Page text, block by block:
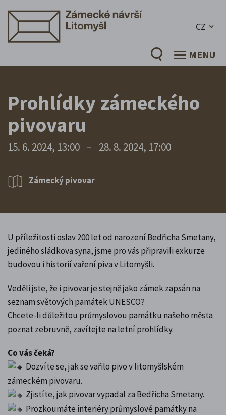
CZ
MENU
Prohlídky zámeckého
pivovaru
15. 6. 2024, 13:00 – 28. 8. 2024, 17:00
Zámecký pivovar
U příležitosti oslav 200 let od narození Bedřicha Smetany,
jediného sládkova syna, jsme pro vás připravili exkurze
budovou i historií vaření piva v Litomyšli.
Veděli jste, že i pivovar je stejně jako zámek zapsán na
seznam světových památek UNESCO?
Chcete-li důležitou průmyslovou památku našeho města
poznat zebruvně, zavítejte na letní prohlídky.
Co vás čeká?
Dozvíte se, jak se vařilo pivo v litomyšlském
zámeckém pivovaru.
Zjistíte, jak pivovar vypadal za Bedřicha Smetany.
Prozkoumáte interiéry průmyslové památky na